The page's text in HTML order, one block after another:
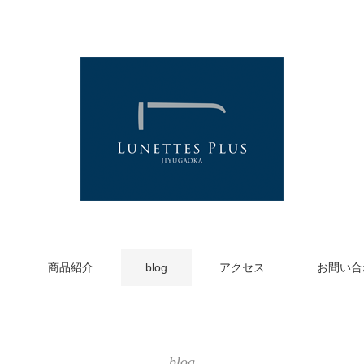
商品紹介 blog アクセス お問い